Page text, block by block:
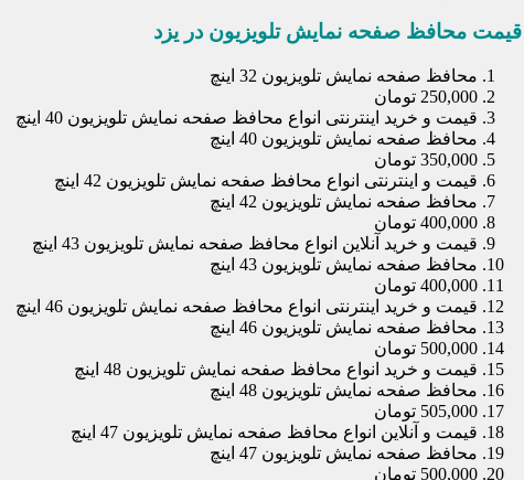
قیمت محافظ صفحه نمایش تلویزیون در یزد
محافظ صفحه نمایش تلویزیون 32 اینچ
250,000 تومان
قیمت و خرید اینترنتی انواع محافظ صفحه نمایش تلویزیون 40 اینچ
محافظ صفحه نمایش تلویزیون 40 اینچ
350,000 تومان
قیمت و اینترنتی انواع محافظ صفحه نمایش تلویزیون 42 اینچ
محافظ صفحه نمایش تلویزیون 42 اینچ
400,000 تومان
قیمت و خرید آنلاین انواع محافظ صفحه نمایش تلویزیون 43 اینچ
محافظ صفحه نمایش تلویزیون 43 اینچ
400,000 تومان
قیمت و خرید اینترنتی انواع محافظ صفحه نمایش تلویزیون 46 اینچ
محافظ صفحه نمایش تلویزیون 46 اینچ
500,000 تومان
قیمت و خرید انواع محافظ صفحه نمایش تلویزیون 48 اینچ
محافظ صفحه نمایش تلویزیون 48 اینچ
505,000 تومان
قیمت و آنلاین انواع محافظ صفحه نمایش تلویزیون 47 اینچ
محافظ صفحه نمایش تلویزیون 47 اینچ
500,000 تومان